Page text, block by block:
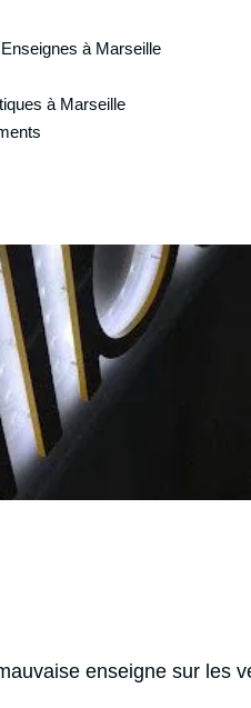
à Marseille
à Marseille
enseigne sur les